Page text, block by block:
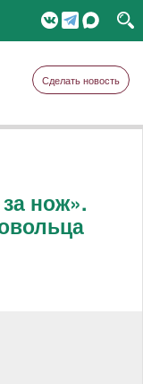
Сделать новость
нож».